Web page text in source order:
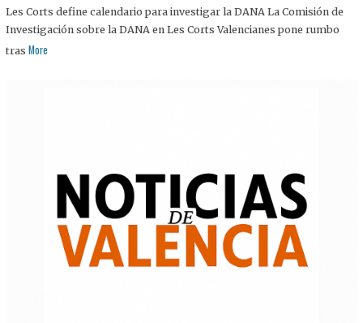
Les Corts define calendario para investigar la DANA La Comisión de
Investigación sobre la DANA en Les Corts Valencianes pone rumbo
tras More